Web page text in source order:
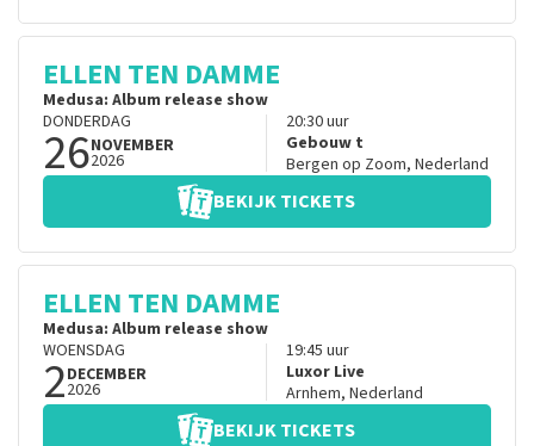
ELLEN TEN DAMME
Medusa: Album release show
DONDERDAG
26NOVEMBER
2026
20:30uur
Gebouw t
Bergen op Zoom, Nederland
BEKIJK TICKETS
ELLEN TEN DAMME
Medusa: Album release show
WOENSDAG
2DECEMBER
2026
19:45 uur
Luxor Live
Arnhem, Nederland
BEKIJK TICKETS